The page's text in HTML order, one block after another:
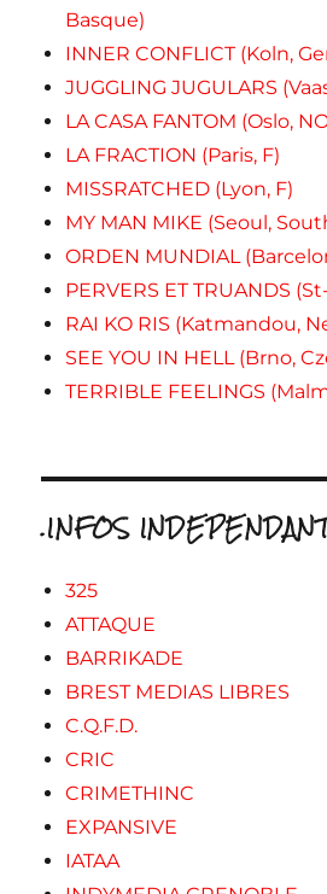
Basque)
INNER CONFLICT (Koln,
JUGGLING JUGULARS
LA CASA FANTOM (Oslo,
LA FRACTION (Paris, F)
MISSRATCHED (Lyon, F)
MY MAN MIKE (Seoul,
ORDEN MUNDIAL
PERVERS ET TRUANDS
RAI KO RIS (Katmandou,
SEE YOU IN HELL (Brno,
TERRIBLE FEELINGS
.INFOS
325
ATTAQUE
BARRIKADE
BREST MEDIAS LIBRES
C.Q.F.D.
CRIC
CRIMETHINC
EXPANSIVE
IATAA